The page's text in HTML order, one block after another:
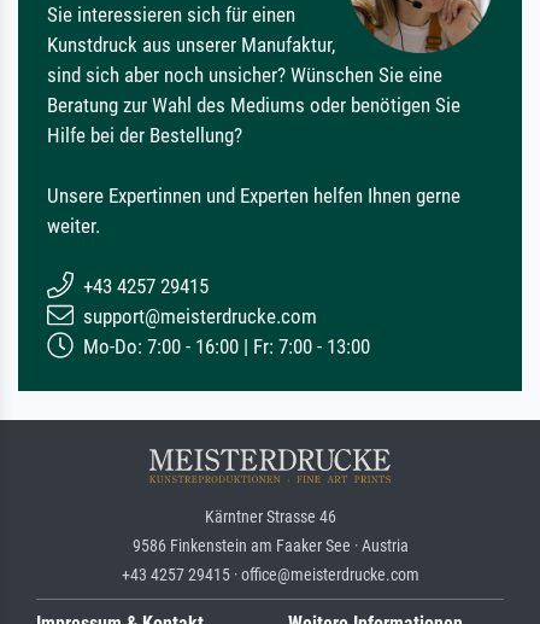
Sie interessieren sich für einen
Kunstdruck aus unserer Manufaktur,
sind sich aber noch unsicher? Wünschen Sie eine
Beratung zur Wahl des Mediums oder benötigen Sie
Hilfe bei der Bestellung?
Unsere Expertinnen und Experten helfen Ihnen gerne
weiter.
+43 4257 29415
support@meisterdrucke.com
Mo-Do: 7:00 - 16:00 | Fr: 7:00 - 13:00
Kärntner Strasse 46
9586 Finkenstein am Faaker See · Austria
+43 4257 29415 · office@meisterdrucke.com